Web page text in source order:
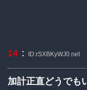
14 ： ID:rSXBKyWJ0.net
加計正直どうでも